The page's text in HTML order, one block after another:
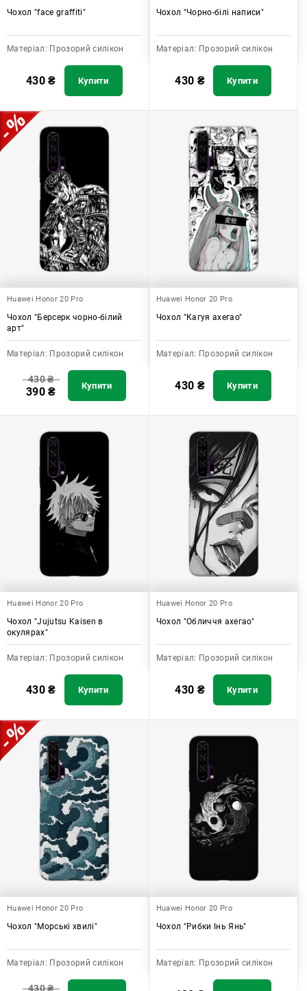
Чохол "face graffiti"
Матеріал: Прозорий силікон
430₴ Купити
Чохол "Чорно-білі написи"
Матеріал: Прозорий силікон
430 ₴ Купити
Huawei Honor 20 Pro
Чохол "Берсерк чорно-білий
арт"
Матеріал: Прозорий силікон
430₴
390₴ Купити
Huawei Honor 20 Pro
Чохол "Кагуя ахегао"
Матеріал: Прозорий силікон
430 ₴ Купити
Huawei Honor 20 Pro
Чохол "Jujutsu Kaisen в
окулярах"
Матеріал: Прозорий силікон
430₴ Купити
Huawei Honor 20 Pro
Чохол "Обличчя ахегао"
Матеріал: Прозорий силікон
430 ₴ Купити
Huawei Honor 20 Pro
Чохол "Морські хвилі"
Матеріал: Прозорий силікон
430₴
Huawei Honor 20 Pro
Чохол "Рибки Інь Янь"
Матеріал: Прозорий силікон